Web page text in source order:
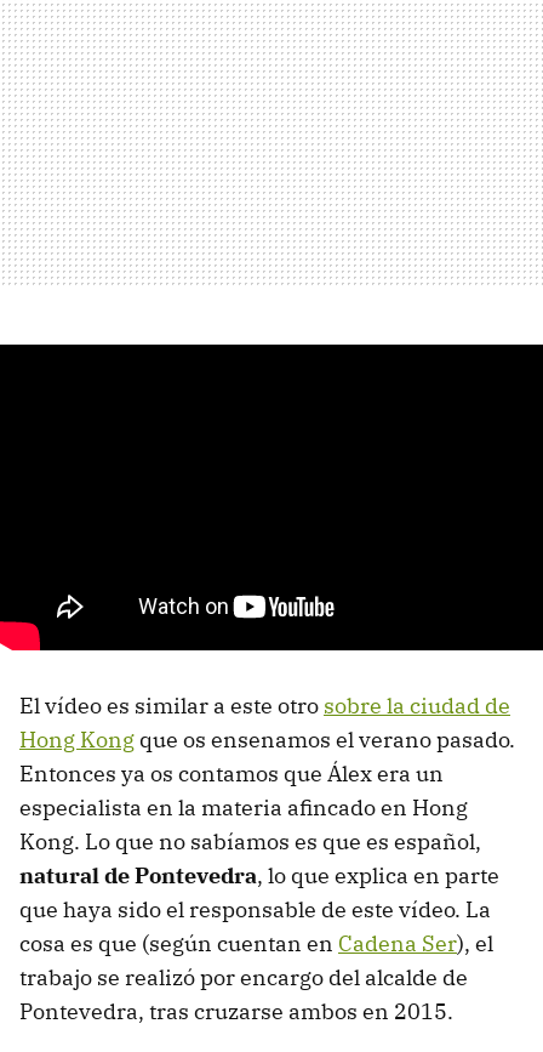
El vídeo es similar a este otro sobre la ciudad de
Hong Kong que os ensenamos el verano pasado.
Entonces ya os contamos que Álex era un
especialista en la materia afincado en Hong
Kong. Lo que no sabíamos es que es español,
natural de Pontevedra, lo que explica en parte
que haya sido el responsable de este vídeo. La
cosa es que (según cuentan en Cadena Ser), el
trabajo se realizó por encargo del alcalde de
Pontevedra, tras cruzarse ambos en 2015.